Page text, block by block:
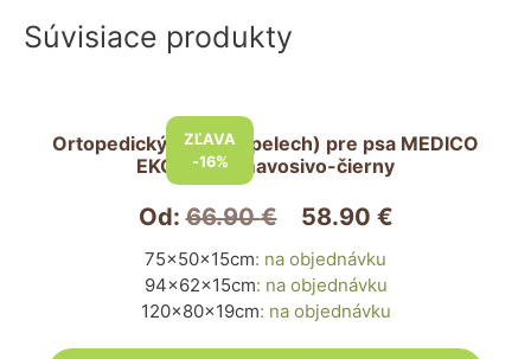
Súvisiace produkty
ZĽAVA
-16%
Ortopedický matrac (pelech) pre psa MEDICO
EKOLEN – tmavosivo-čierny
Od:66.90€ 58.90 €
75x50x15cm: na objednávku
94x62x15cm: na objednávku
120x80x19cm: na objednávku